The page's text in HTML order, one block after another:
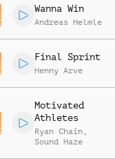
Wanna Win
Andreas Helmle
Final Sprint
Henny Arve
Motivated
Athletes
Ryan Chain ,
Sound Haze